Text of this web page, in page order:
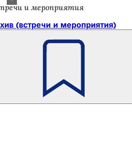
и мероприятия
(встречи и мероприятия)